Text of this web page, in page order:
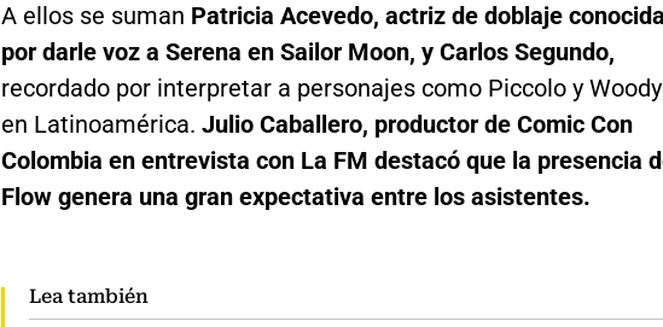
A ellos se suman Patricia Acevedo, actriz de doblaje
por darle voz a Serena en Sailor Moon, y Carlos Segundo,
recordado por interpretar a personajes como Piccolo y Woody
en Latinoamérica. Julio Caballero, productor de Comic Con
Colombia en entrevista con La FM destacó que la presencia
Flow genera una gran expectativa entre los asistentes.
Lea también